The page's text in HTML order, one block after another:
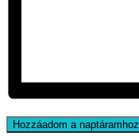
Hozzáadom a naptáramhoz